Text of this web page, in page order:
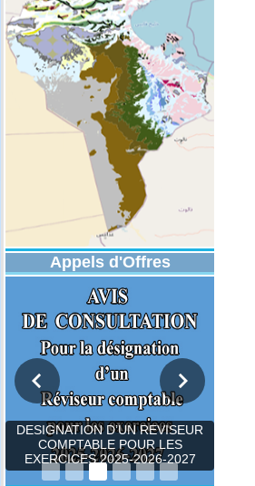
Appels d'Offres
DESIGNATION D’UN REVISEUR
COMPTABLE POUR LES
EXERCICES 2025-2026-2027